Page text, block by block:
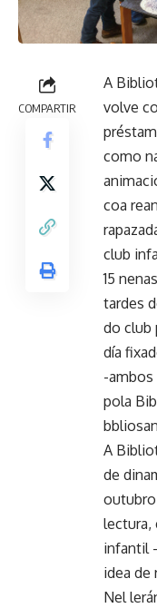
COMPARTIR
A
volve
como
coa
club
15
tardes
do club
día
-ambos
pola
A
de
lectura,
infantil
idea de
Nel